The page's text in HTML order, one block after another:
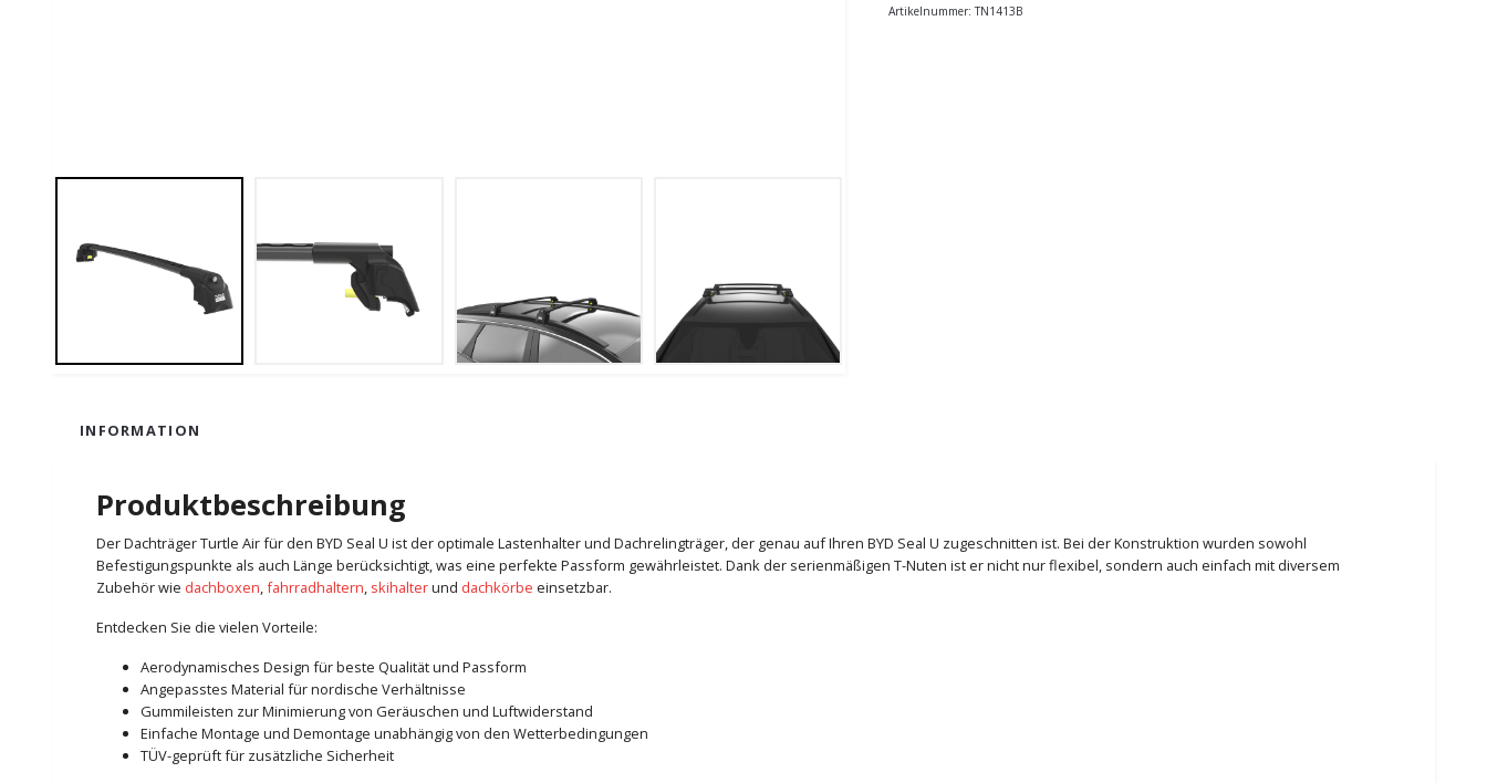
Artikelnummer: TN1413B
INFORMATION
Produktbeschreibung
Der Dachträger Turtle Air für den BYD Seal U ist der optimale Lastenhalter und Dachrelingträger, der genau auf Ihren BYD Seal U zugeschnitten ist. Bei der Konstruktion wurden sowohl
Befestigungspunkte als auch Länge berücksichtigt, was eine perfekte Passform gewährleistet. Dank der serienmäßigen T-Nuten ist er nicht nur flexibel, sondern auch einfach mit diversem
Zubehör wie dachboxen,fahrradhaltern, skihalterund dachkörbe einsetzbar.
Entdecken Sie die vielen Vorteile:
Aerodynamisches Design für beste Qualität und Passform
Angepasstes Material für nordische Verhältnisse
Gummileisten zur Minimierung von Geräuschen und Luftwiderstand
Einfache Montage und Demontage unabhängig von den Wetterbedingungen
TÜV-geprüft für zusätzliche Sicherheit